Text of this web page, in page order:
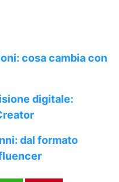
cosa cambia con
digitale:
dal formato